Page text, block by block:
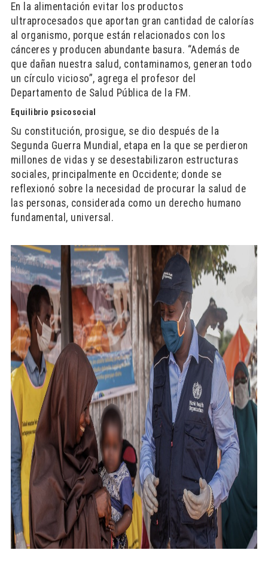
En la alimentación evitar los productos
ultraprocesados que aportan gran cantidad de calorías
al organismo, porque están relacionados con los
cánceres y producen abundante basura. “Además de
que dañan nuestra salud, contaminamos, generan todo
un círculo vicioso”, agrega el profesor del
Departamento de Salud Pública de la FM.
Equilibrio psicosocial
Su constitución, prosigue, se dio después de la
Segunda Guerra Mundial, etapa en la que se perdieron
millones de vidas y se desestabilizaron estructuras
sociales, principalmente en Occidente; donde se
reflexionó sobre la necesidad de procurar la salud de
las personas, considerada como un derecho humano
fundamental, universal.